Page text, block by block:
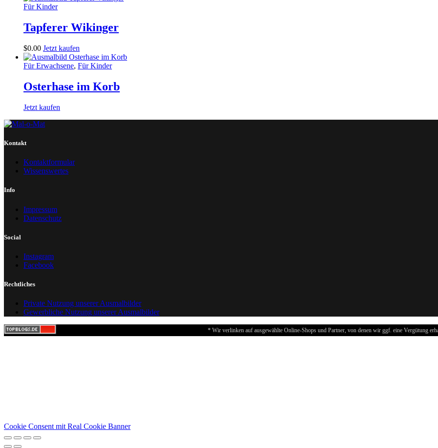
Für Kinder
Tapferer Wikinger
$0.00 Jetzt kaufen
Für Erwachsene, Für Kinder
Osterhase im Korb
Jetzt kaufen
Kontakt
Kontaktformular
Wissenswertes
Info
Impressum
Datenschutz
Social
Instagram
Facebook
Rechtliches
Private Nutzung unserer Ausmalbilder
Gewerbliche Nutzung unserer Ausmalbilder
* Wir verlinken auf ausgewählte Online-Shops und Partner, von denen wir ggf. eine Vergütung
Cookie Consent mit Real Cookie Banner